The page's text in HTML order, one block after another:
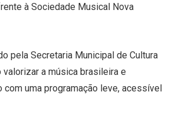
à Sociedade Musical Nova
pela Secretaria Municipal de Cultura
a música brasileira e
com uma programação leve, acessível